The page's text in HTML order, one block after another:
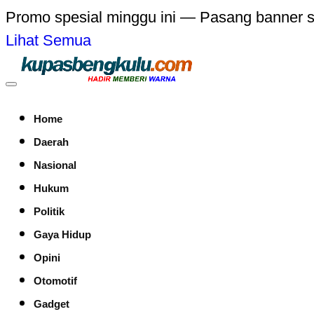
Promo spesial minggu ini — Pasang banner
Lihat Semua
Home
Daerah
Nasional
Hukum
Politik
Gaya Hidup
Opini
Otomotif
Gadget